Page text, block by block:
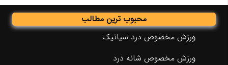
محبوب ترین مطالب
ورزش مخصوص درد سیاتیک
ورزش مخصوص شانه درد